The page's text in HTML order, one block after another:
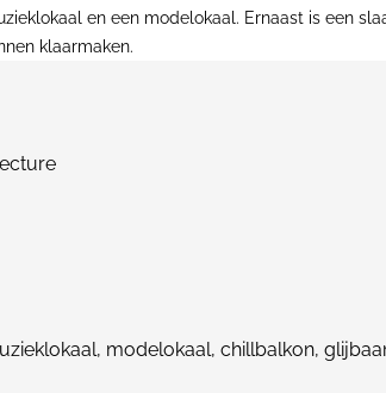
en een modelokaal. Ernaast is een
klaarmaken.
modelokaal, chillbalkon,